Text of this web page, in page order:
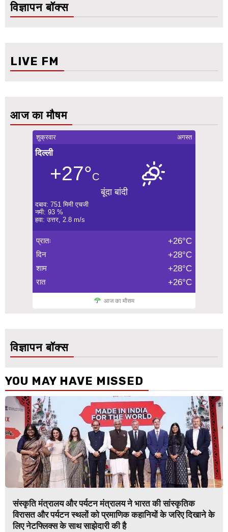
विज्ञापन बॉक्स
LIVE FM
आज का मौषम
शुक्रवार अगस्त
दिल्ली
+27°C
बूंदा बांदी
दबाव: 751 मिमी एचजी
नमी: 93 %
हवा: उत्तर, 2.8 m/s
प्रातः +26°C
दिन +28°C
शाम +28°C
रात +26°C
आज का मौसम
विज्ञापन बॉक्स
YOU MAY HAVE MISSED
संस्कृति मंत्रालय और पर्यटन मंत्रालय ने भारत की सांस्कृतिक
विरासत और पर्यटन स्थलों को प्रमाणिक कहानियों के जरिए दिखाने के
लिए नेटफ्लिक्स के साथ साझेदारी की है